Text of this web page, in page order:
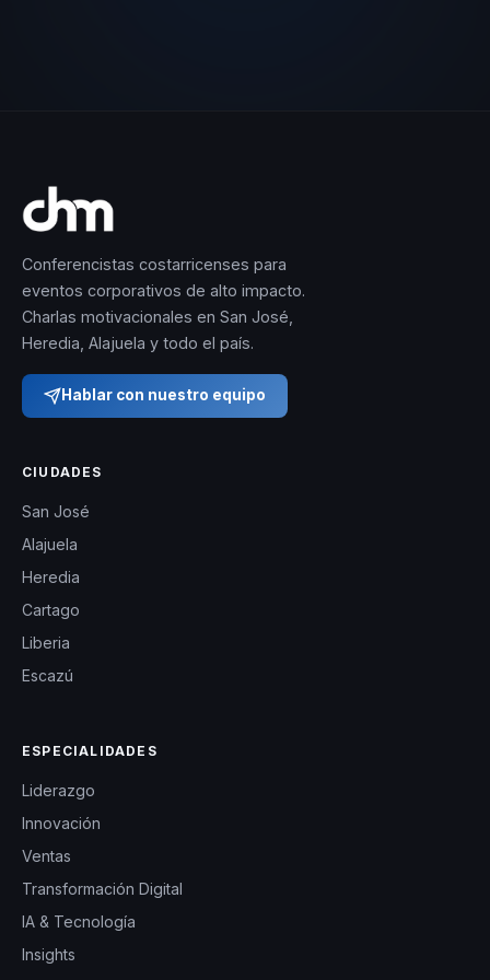
Conferencistas costarricenses para
eventos corporativos de alto impacto.
Charlas motivacionales en San José,
Heredia, Alajuela y todo el país.
Hablar con nuestro equipo
CIUDADES
San José
Alajuela
Heredia
Cartago
Liberia
Escazú
ESPECIALIDADES
Liderazgo
Innovación
Ventas
Transformación Digital
IA & Tecnología
Insights